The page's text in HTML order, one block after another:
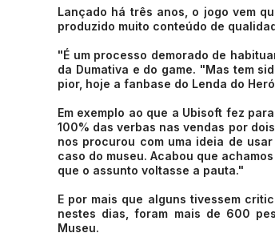
Lançado há três anos, o jogo vem
produzido muito conteúdo de
"É um processo demorado de
da Dumativa e do game. "Mas tem
pior, hoje a fanbase do Lenda do
Em exemplo ao que a Ubisoft fez
100% das verbas nas vendas por
nos procurou com uma ideia de
caso do museu. Acabou que
que o assunto voltasse a pauta."
E por mais que alguns tivessem
nestes dias, foram mais de 600
Museu.